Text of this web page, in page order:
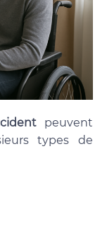
peuvent
types de